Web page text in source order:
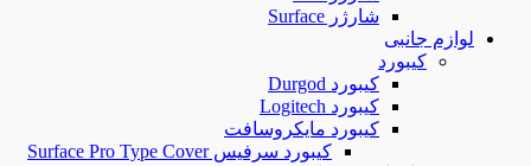
شارژر Surface
لوازم جانبی
کیبورد
کیبورد Durgod
کیبورد Logitech
کیبورد مایکروسافت
کیبورد سرفیس Surface Pro Type Cover